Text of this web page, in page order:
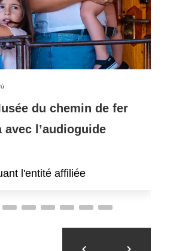
du chemin de fer
avec l’audioguide